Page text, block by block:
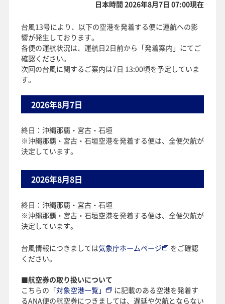
日本時間 2026年8月7日 07:00現在
台風13号により、以下の空港を発着する便に運航への影
響が発生しております。
各便の運航状況は、運航日2日前から「発着案内」にてご
確認ください。
次回の台風に関するご案内は7日 13:00頃を予定していま
す。
2026年8月7日
終日：沖縄那覇・宮古・石垣
※沖縄那覇・宮古・石垣空港を発着する便は、全便欠航が
決定しています。
2026年8月8日
終日：沖縄那覇・宮古・石垣
※沖縄那覇・宮古・石垣空港を発着する便は、全便欠航が
決定しています。
台風情報につきましては気象庁ホームページ
をご確認
ください。
■航空券の取り扱いについて
こちらの「対象空港一覧」
に記載のある空港を発着す
るANA便の航空券につきましては、遅延や欠航とならない